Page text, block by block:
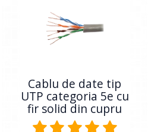
Cablu de date tip
UTP categoria 5e cu
fir solid din cupru